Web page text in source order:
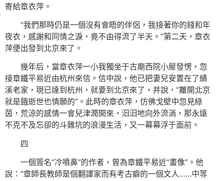
寄給章衣萍。
“我們那時仍是一個沒有會晤的伴侶，我接著你的錢和年
夜衣，感謝和同情之淚，竟不由得流了半天。”第二天，章衣
萍便出發到北京來了。
幾年后，當章衣萍一小我獨坐于古廟西院小屋發愣，忽
接章鐵平易近由杭州來信。信中說，他已把妻兒安置在了績
溪老家，現已達到杭州，就要到北京來了，并說，“離開北京
就是餓逝世也情願的”。此時的章衣萍，仿佛戈壁中忽見綠
茵，荒涼的感情一會兒津潤開來，汩汩地向外流淌，那永遠
不克不及忘卻的斗雞坑的浪漫生活，又一幕幕浮于面前。
四
一個簽名“冷噴鼻”的作者，曾為章鐵平易近“畫像”。他
說：“章師長教師是個翻譯家而有考古癖的一個文人……中等